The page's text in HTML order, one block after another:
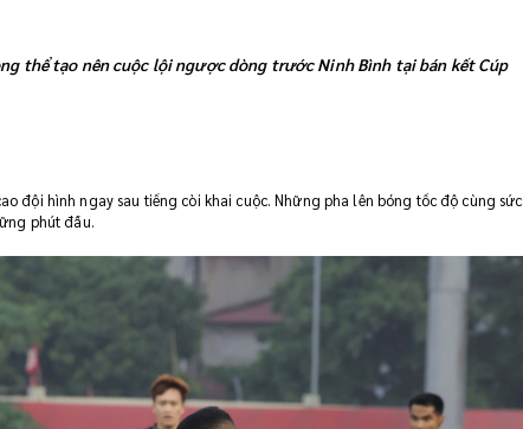
thể tạo nên cuộc lội ngược dòng trước Ninh Bình tại bán kết Cúp
đội hình ngay sau tiếng còi khai cuộc. Những pha lên bóng tốc độ cùng sức
phút đầu.